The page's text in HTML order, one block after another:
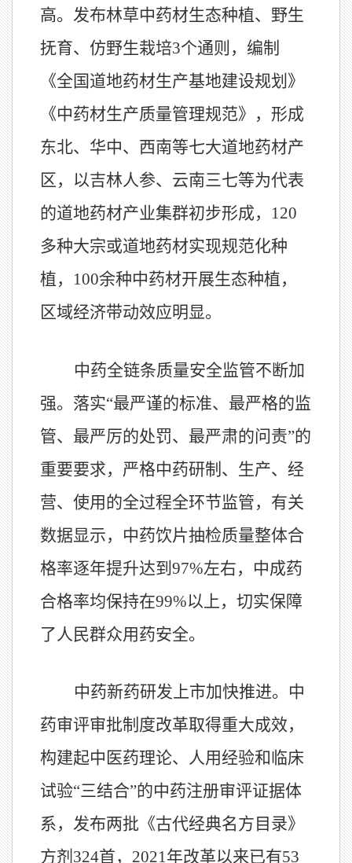
高。发布林草中药材生态种植、野生
抚育、仿野生栽培3个通则，编制
《全国道地药材生产基地建设规划》
《中药材生产质量管理规范》，形成
东北、华中、西南等七大道地药材产
区，以吉林人参、云南三七等为代表
的道地药材产业集群初步形成， 120
多种大宗或道地药材实现规范化种
植， 100余种中药材开展生态种植，
区域经济带动效应明显。
中药全链条质量安全监管不断加
强。落实“最严谨的标准、最严格的监
管、最严厉的处罚、最严肃的问责”的
重要要求，严格中药研制、生产、经
营、使用的全过程全环节监管，有关
数据显示，中药饮片抽检质量整体合
格率逐年提升达到 97%左右，中成药
合格率均保持在99%以上，切实保障
了人民群众用药安全。
中药新药研发上市加快推进。中
药审评审批制度改革取得重大成效，
构建起中医药理论、人用经验和临床
试验“三结合”的中药注册审评证据体
系，发布两批《古代经典名方目录》
方剂 324首， 2021年改革以来已有53